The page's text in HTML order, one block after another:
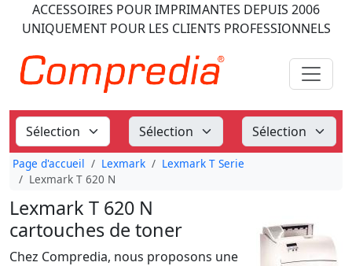
ACCESSOIRES POUR IMPRIMANTES DEPUIS 2006
UNIQUEMENT POUR LES CLIENTS PROFESSIONNELS
Page d'accueil Lexmark
Lexmark T Serie
Lexmark T 620 N
Lexmark T 620 N
cartouches de toner
Chez Compredia, nous proposons une